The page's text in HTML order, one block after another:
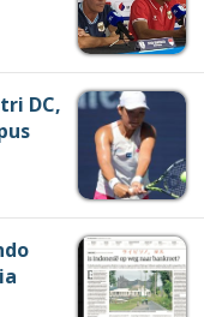
DC,